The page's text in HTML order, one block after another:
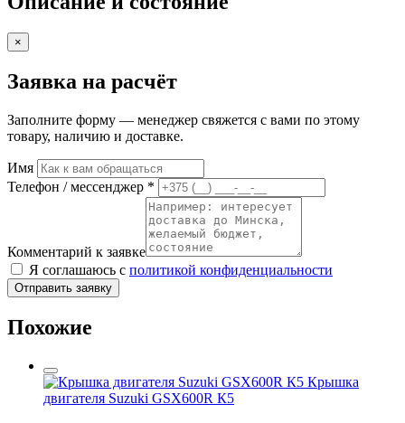
×
Заявка на расчёт
Заполните форму — менеджер свяжется с вами по этому
товару, наличию и доставке.
Имя
Телефон / мессенджер *
Комментарий к заявке
Я соглашаюсь с политикой конфиденциальности
Отправить заявку
Похожие
Крышка
двигателя Suzuki GSX600R К5